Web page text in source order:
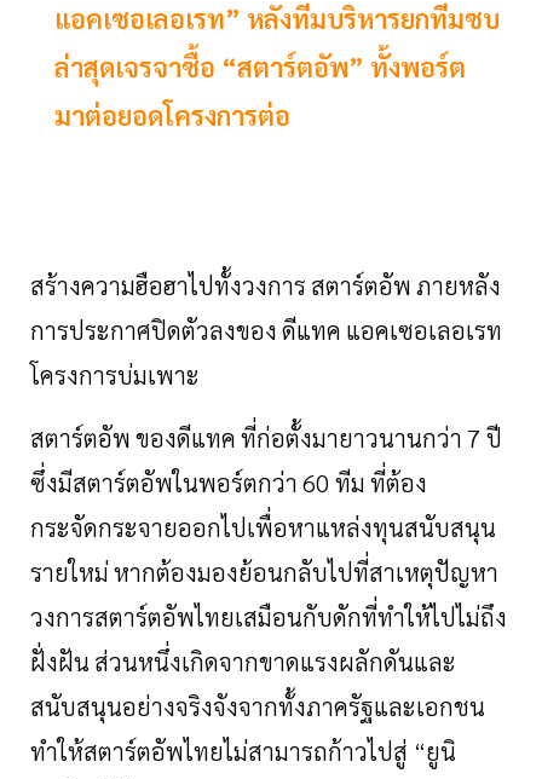
แอคเซอเลอเรท” หลังทีมบริหารยกทีมซบ
ล่าสุดเจรจาซื้อ “สตาร์ตอัพ” ทั้งพอร์ต
มาต่อยอดโครงการต่อ
สร้างความฮือฮาไปทั้งวงการ สตาร์ตอัพภายหลัง
การประกาศปิดตัวลงของดีแทค แอคเซอเลอเรท
โครงการบ่มเพาะ
สตาร์ตอัพของดีแทคที่ก่อตั้งมายาวนานกว่า 7 ปี
ซึ่งมีสตาร์ตอัพในพอร์ตกว่า60 ทีมที่ต้อง
กระจัดกระจายออกไปเพื่อหาแหล่งทุนสนับสนุน
รายใหม่หากต้องมองย้อนกลับไปที่สาเหตุปัญหา
วงการสตาร์ตอัพไทยเสมือนกับดักที่ทำให้ไปไม่ถึง
ฝั่งฝัน ส่วนหนึ่งเกิดจากขาดแรงผลักดันและ
สนับสนุนอย่างจริงจังจากทั้งภาครัฐและเอกชน
ทำให้สตาร์ตอัพไทยไม่สามารถก้าวไปสู่ “ยูนิ